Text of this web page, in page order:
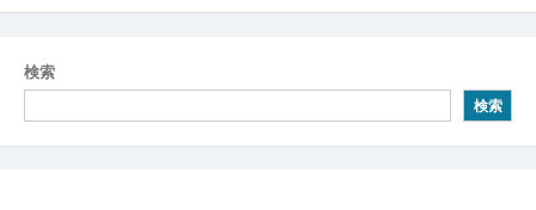
検索
検索